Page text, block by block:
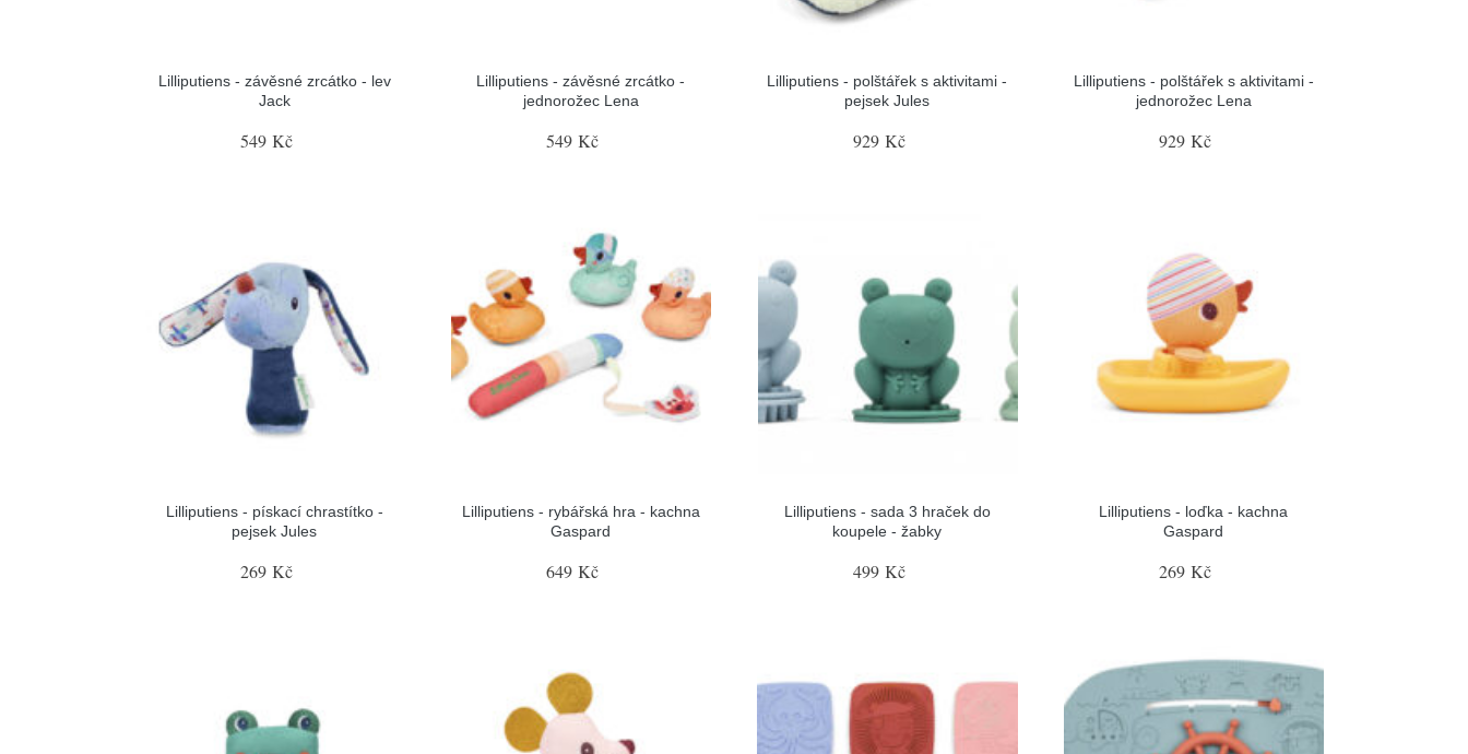
Lilliputiens - závěsné zrcátko - lev
Jack
549 Kč
Lilliputiens - závěsné zrcátko -
jednorožec Lena
549 Kč
Lilliputiens - polštářek s aktivitami -
pejsek Jules
929 Kč
Lilliputiens - polštářek s aktivitami -
jednorožec Lena
929 Kč
Lilliputiens - pískací chrastítko -
pejsek Jules
269 Kč
Lilliputiens - rybářská hra - kachna
Gaspard
649 Kč
Lilliputiens - sada 3 hraček do
koupele - žabky
499 Kč
Lilliputiens - loďka - kachna
Gaspard
269 Kč